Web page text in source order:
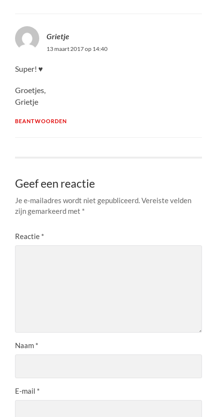
Grietje
13 maart 2017 op 14:40
Super! ♥
Groetjes,
Grietje
BEANTWOORDEN
Geef een reactie
Je e-mailadres wordt niet gepubliceerd.Vereiste velden
zijn gemarkeerd met *
Reactie *
Naam *
E-mail *